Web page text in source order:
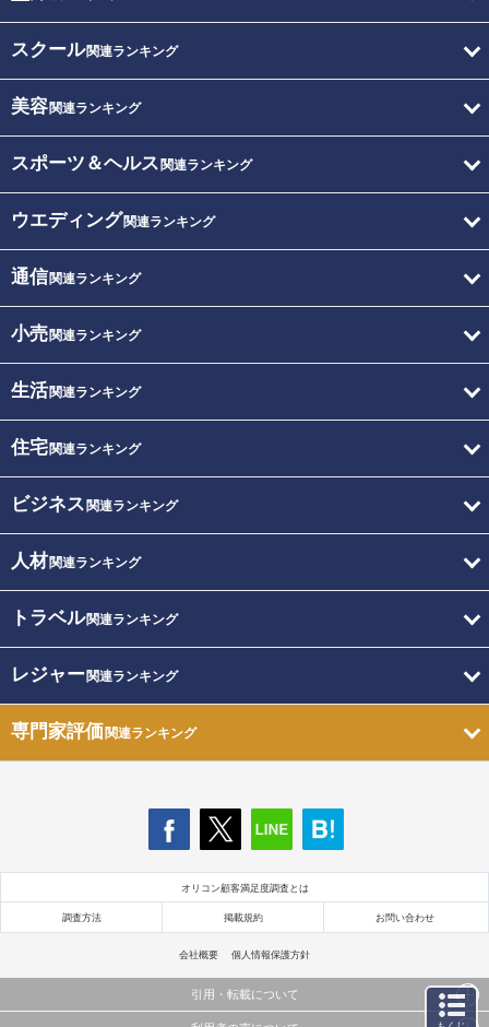
スクール関連ランキング
美容関連ランキング
スポーツ＆ヘルス 関連ランキング
ウエディング関連ランキング
通信関連ランキング
小売関連ランキング
生活関連ランキング
住宅関連ランキング
ビジネス 関連ランキング
人材関連ランキング
トラベル関連ランキング
レジャー関連ランキング
専門家評価関連ランキング
オリコン顧客満足度調査とは
調査方法 掲載規約 お問い合わせ
会社概要 個人情報保護方針
引用・転載について